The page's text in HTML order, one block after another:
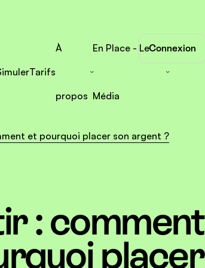
Tarifs
À
propos
En Place - Le
Média
Connexion
et pourquoi placer son argent ?
: comment
placer